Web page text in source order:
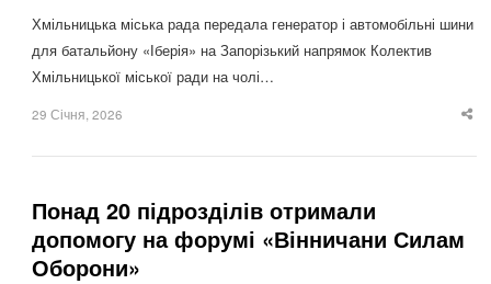
Хмільницька міська рада передала генератор і автомобільні шини
для батальйону «Іберія» на Запорізький напрямок Колектив
Хмільницької міської ради на чолі…
29 Січня, 2026
Понад 20 підрозділів отримали
допомогу на форумі «Вінничани Силам
Оборони»